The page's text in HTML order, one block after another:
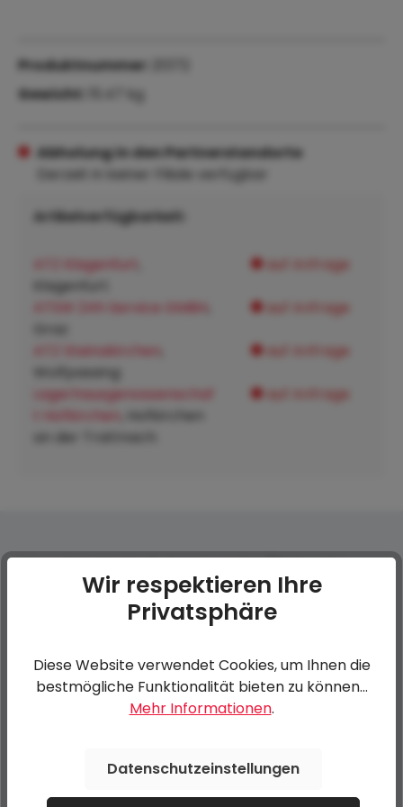
Abholung in den Partnerstandorte
Derzeit in keiner Filiale verfügbar
Artikelverfügbarkeit:
ATZ Klagenfurt
Klagenfurt:
auf Anfrage
ATSW 24h Service GMBH auf Anfrage
ATZ Steinakirchen
Wolfpassing:
auf Anfrage
Lagerhausgenossenschaf
t Hofkirchen
, Hofkirchen
an der Trattnach:
auf Anfrage
Produktnummer:
Gewicht:
15.47 kg
Durchschnittliche Bewertung von 0 von 5 Sternen
Bewerten Sie dieses Produkt!
Bewertung schreiben
Wir respektieren Ihre
Privatsphäre
Diese Website verwendet Cookies, um Ihnen die
bestmögliche Funktionalität bieten zu können...
Mehr Informationen.
Datenschutzeinstellungen